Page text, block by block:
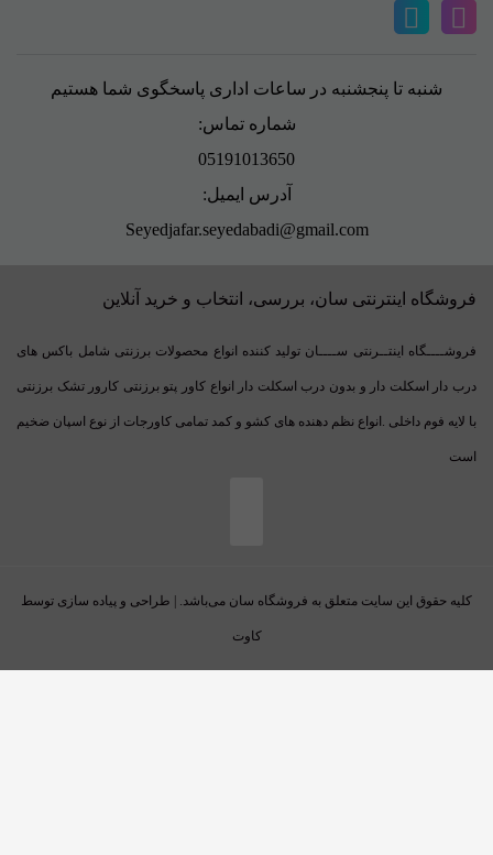
شنبه تا پنجشنبه در ساعات اداری پاسخگوی شما هستیم
شماره تماس:
05191013650
آدرس ایمیل:
Seyedjafar.seyedabadi@gmail.com
فروشگاه اینترنتی سان، بررسی، انتخاب و خرید آنلاین
فروشــــگاه اینتــرنتی ســــان تولید کننده انواع محصولات برزنتی شامل باکس های
درب دار اسکلت دار و بدون درب اسکلت دار انواع کاور پتو برزنتی کارور تشک برزنتی
با لایه فوم داخلی .انواع نظم دهنده های کشو و کمد تمامی کاورجات از نوع اسپان ضخیم
است
کلیه حقوق این سایت متعلق به فروشگاه سان می‌باشد. | طراحی و پیاده سازی توسط
کاوت